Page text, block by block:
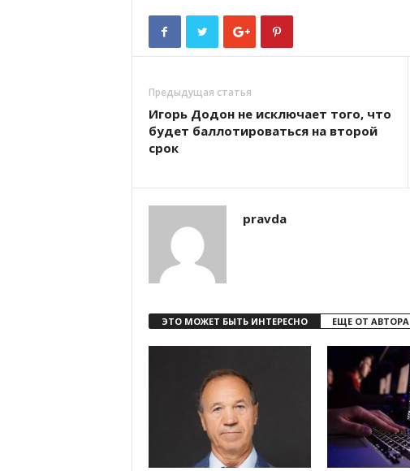
Предыдущая статья
Игорь Додон не исключает того, что
будет баллотироваться на второй
срок
pravda
ЭТО МОЖЕТ БЫТЬ ИНТЕРЕСНО ЕЩЕ ОТ АВТОРА